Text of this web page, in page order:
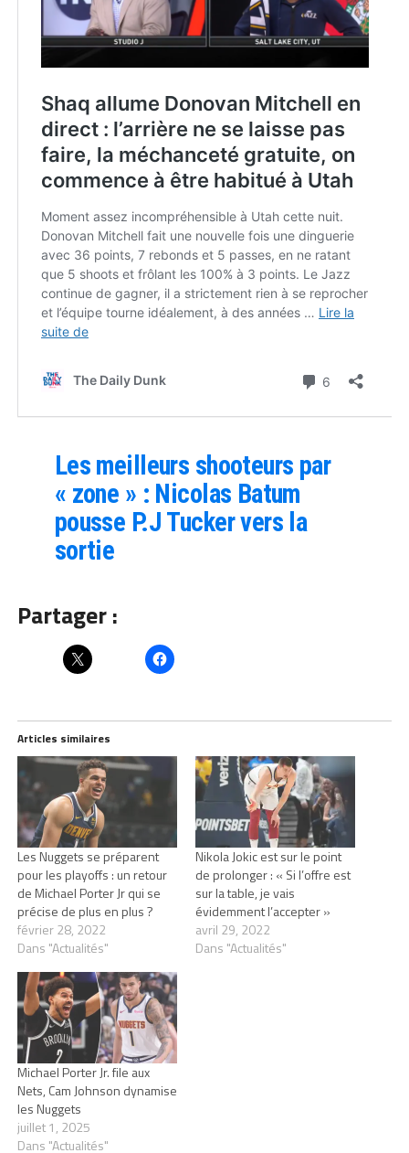
Les meilleurs shooteurs par
« zone » : Nicolas Batum
pousse P.J Tucker vers la
sortie
Partager :
Articles similaires
Les Nuggets se préparent
pour les playoffs : un retour
de Michael Porter Jr qui se
précise de plus en plus ?
février 28, 2022
Dans "Actualités"
Nikola Jokic est sur le point
de prolonger : « Si l’offre est
sur la table, je vais
évidemment l’accepter »
avril 29, 2022
Dans "Actualités"
Michael Porter Jr. file aux
Nets, Cam Johnson dynamise
les Nuggets
juillet 1, 2025
Dans "Actualités"